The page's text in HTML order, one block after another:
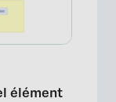
élément